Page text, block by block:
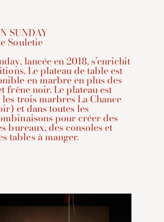
SUNDAY
Souletie
lancée en 2018, s’enrichit
Le plateau de table est
en marbre en plus des
frêne noir. Le plateau est
trois marbres La Chance
et dans toutes les
pour créer des
bureaux, des consoles et
tables à manger.